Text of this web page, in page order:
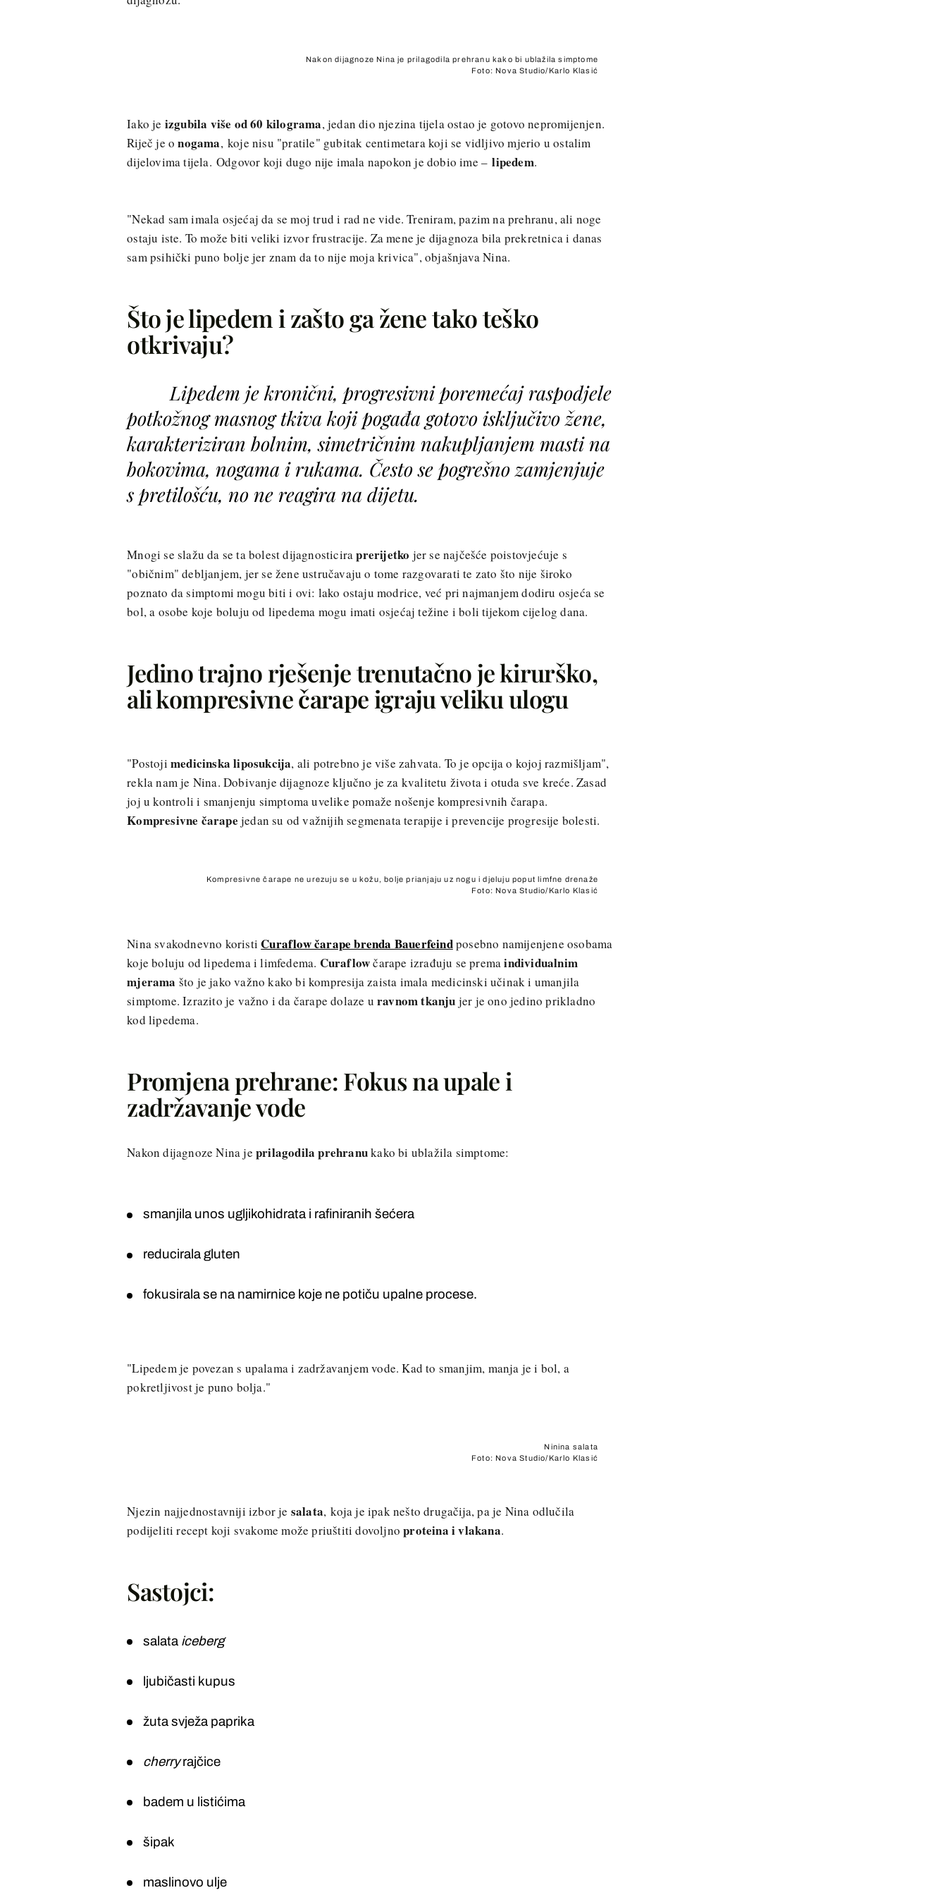
Nakon dijagnoze Nina je prilagodila prehranu kako bi ublažila simptome
Foto: Nova Studio/Karlo Klasić
Iako je izgubila više od 60 kilograma, jedan dio njezina tijela ostao je gotovo nepromijenjen.
Riječ je onogama, koje nisu "pratile" gubitak centimetara koji se vidljivo mjerio u ostalim
dijelovima tijela. Odgovor koji dugo nije imala napokon je dobio ime –lipedem.
"Nekad sam imala osjećaj da se moj trud i rad ne vide. Treniram, pazim na prehranu, ali noge
ostaju iste. To može biti veliki izvor frustracije. Za mene je dijagnoza bila prekretnica i danas
sam psihički puno bolje jer znam da to nije moja krivica", objašnjava Nina.
Što je lipedem i zašto ga žene tako teško
otkrivaju?
Lipedem je kronični, progresivni poremećaj raspodjele
potkožnog masnog tkiva koji pogađa gotovo isključivo žene,
karakteriziran bolnim, simetričnim nakupljanjem masti na
bokovima, nogama i rukama. Često se pogrešno zamjenjuje
s pretilošću, no ne reagira na dijetu.
Mnogi se slažu da se ta bolest dijagnosticiraprerijetko jer se najčešće poistovjećuje s
"običnim" debljanjem, jer se žene ustručavaju o tome razgovarati te zato što nije široko
poznato da simptomi mogu biti i ovi: lako ostaju modrice, već pri najmanjem dodiru osjeća se
bol, a osobe koje boluju od lipedema mogu imati osjećaj težine i boli tijekom cijelog dana.
Jedino trajno rješenje trenutačno je kirurško,
ali kompresivne čarape igraju veliku ulogu
"Postoji medicinska liposukcija, ali potrebno je više zahvata. To je opcija o kojoj razmišljam",
rekla nam je Nina. Dobivanje dijagnoze ključno je za kvalitetu života i otuda sve kreće. Zasad
joj u kontroli i smanjenju simptoma uvelike pomaže nošenje kompresivnih čarapa.
Kompresivne čarape jedan su od važnijih segmenata terapije i prevencije progresije bolesti.
Kompresivne čarape ne urezuju se u kožu, bolje prianjaju uz nogu i djeluju poput limfne drenaže
Foto: Nova Studio/Karlo Klasić
Nina svakodnevno koristiCuraflow čarape brenda Bauerfeindposebno namijenjene osobama
koje boluju od lipedema i limfedema. Curaflowčarape izrađuju se premaindividualnim
mjerama što je jako važno kako bi kompresija zaista imala medicinski učinak i umanjila
simptome. Izrazito je važno i da čarape dolaze u ravnom tkanju jer je ono jedino prikladno
kod lipedema.
Promjena prehrane: Fokus na upale i
zadržavanje vode
Nakon dijagnoze Nina je prilagodila prehranukako bi ublažila simptome:
smanjila unos ugljikohidrata i rafiniranih šećera
reducirala gluten
fokusirala se na namirnice koje ne potiču upalne procese.
"Lipedem je povezan s upalama i zadržavanjem vode. Kad to smanjim, manja je i bol, a
pokretljivost je puno bolja."
Ninina salata
Foto: Nova Studio/Karlo Klasić
Njezin najjednostavniji izbor je salata, koja je ipak nešto drugačija, pa je Nina odlučila
podijeliti recept koji svakome može priuštiti dovoljnoproteina i vlakana.
Sastojci:
salata iceberg
ljubičasti kupus
žuta svježa paprika
cherryrajčice
badem u listićima
šipak
maslinovo ulje